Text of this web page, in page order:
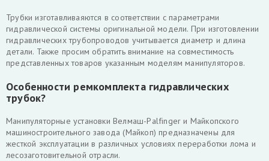
Трубки изготавливаяются в соответствии с параметрами
гидравлической системы оригинальной модели. При изготовлении
гидравлических трубопроводов учитывается диаметр и длина
детали. Также просим обратить внимание на совместимость
представленных товаров указанным моделям манипуляторов.
Особенности ремкомплекта гидравлических
трубок?
Манипуляторные установки Велмаш-Palfinger и Майкопского
машиностроительного завода (Майкоп) предназначены для
жесткой эксплуатации в различных условиях переработки лома и
лесозаготовительной отрасли.